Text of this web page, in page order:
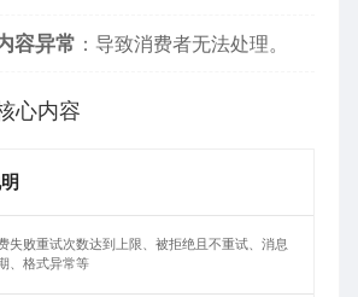
容异常 ：导致消费者无法处理。
心内容
失败重试次数达到上限、被拒绝且不重试、消息
、格式异常等